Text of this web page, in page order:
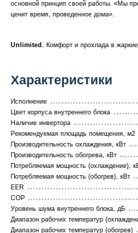
основной принцип своей работы. «Мы
ценит время, проведенное дома».
Unlimited. Комфорт и прохлада в
Характеристики
Исполнение
Цвет корпуса внутреннего блока
Наличие инвертора
Рекомендуемая площадь помещения, м2
Производительность охлаждения, кВт
Производительность обогрева, кВт
Потребляемая мощность (охлаждение),
Потребляемая мощность (обогрев), кВт
EER
COP
Уровень шума внутреннего блока, дБ
Диапазон рабочих температур
Диапазон рабочих температур (обогрев)